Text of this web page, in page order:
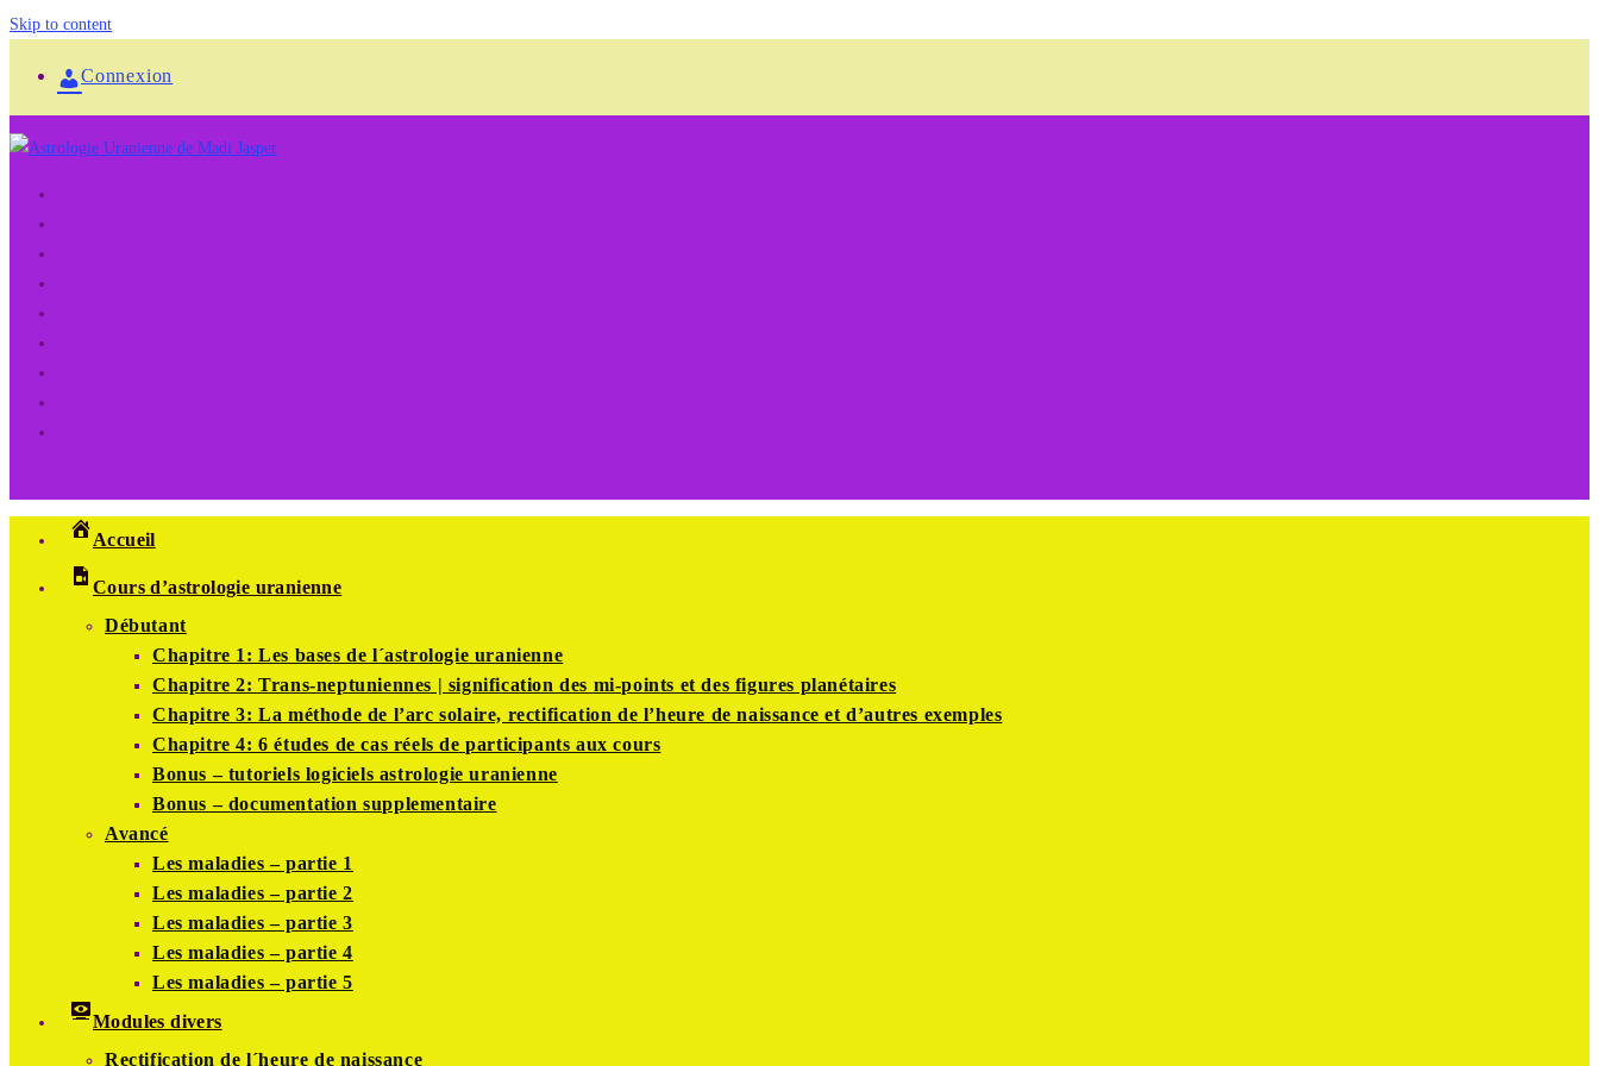
Skip to content
Connexion
Accueil
Cours d’astrologie uranienne
Débutant
Chapitre 1: Les bases de l´astrologie uranienne
Chapitre 2: Trans-neptuniennes | signification des mi-points et des figures planétaires
Chapitre 3: La méthode de l’arc solaire, rectification de l’heure de naissance et d’autres exemples
Chapitre 4: 6 études de cas réels de participants aux cours
Bonus – tutoriels logiciels astrologie uranienne
Bonus – documentation supplementaire
Avancé
Les maladies – partie 1
Les maladies – partie 2
Les maladies – partie 3
Les maladies – partie 4
Les maladies – partie 5
Modules divers
Rectification de l´heure de naissance